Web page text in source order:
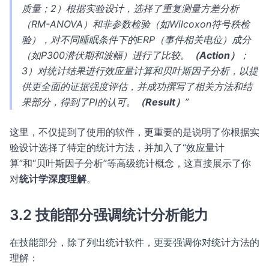
质量；2）根据实验设计，选择了重复测量方差分析
（RM-ANOVA）和非参数检验（如Wilcoxon符号秩检
验），对不同睡眠条件下的ERP（事件相关电位）成分
（如P300潜伏期和波幅）进行了比较。
（Action）
；
3）对统计结果进行效应量计算和贝叶斯因子分析，以提
供更全面的证据强度评估，并成功撰写了相关方法和结
果部分，得到了PI的认可。
（Result） ”
这里，不仅提到了使用的软件，更重要的是说明了你根据实
验设计选择了特定的统计方法，并加入了“效应量计
算”和“贝叶斯因子分析”等高级统计概念，这直接展示了你
对统计学深度理解。
3.2 技能部分强调统计分析能力
在技能部分，除了列出统计软件，更要强调你对统计方法的
理解：